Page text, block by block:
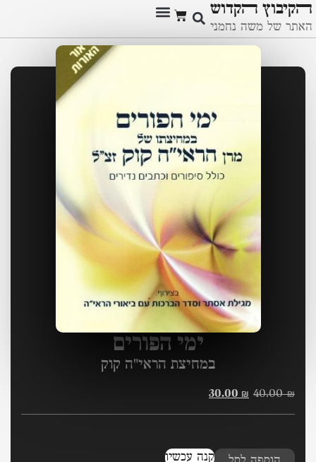
ﬣקיבוץ ﬣקדוש
האתר של משה נחמני
ימי הפורים
במחיצת הראי"ה קוק
40.00₪
30.00 ₪
קנה עכשיו